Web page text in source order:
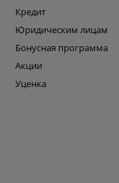
Кредит
Юридическим лицам
Бонусная программа
Акции
Уценка